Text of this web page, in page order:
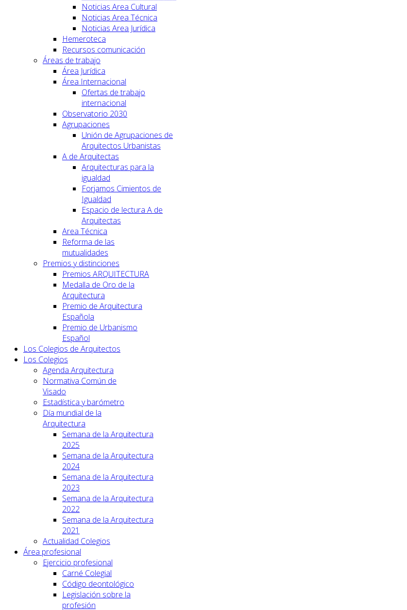
Noticias Area Cultural
Noticias Area Técnica
Noticias Area Jurídica
Hemeroteca
Recursos comunicación
Áreas de trabajo
Área Jurídica
Área Internacional
Ofertas de trabajo
internacional
Observatorio 2030
Agrupaciones
Unión de Agrupaciones de
Arquitectos Urbanistas
A de Arquitectas
Arquitecturas para la
igualdad
Forjamos Cimientos de
Igualdad
Espacio de lectura A de
Arquitectas
Area Técnica
Reforma de las
mutualidades
Premios y distinciones
Premios ARQUITECTURA
Medalla de Oro de la
Arquitectura
Premio de Arquitectura
Española
Premio de Urbanismo
Español
Los Colegios de Arquitectos
Los Colegios
Agenda Arquitectura
Normativa Común de
Visado
Estadística y barómetro
Día mundial de la
Arquitectura
Semana de la Arquitectura
2025
Semana de la Arquitectura
2024
Semana de la Arquitectura
2023
Semana de la Arquitectura
2022
Semana de la Arquitectura
2021
Actualidad Colegios
Área profesional
Ejercicio profesional
Carné Colegial
Código deontológico
Legislación sobre la
profesión